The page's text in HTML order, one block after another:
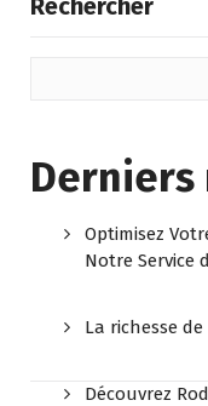
Rechercher
Derniers
Optimisez
Notre Service
La richesse
Découvrez